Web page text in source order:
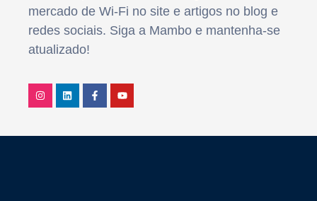
mercado de Wi-Fi no site e artigos no blog e
redes sociais. Siga a Mambo e mantenha-se
atualizado!